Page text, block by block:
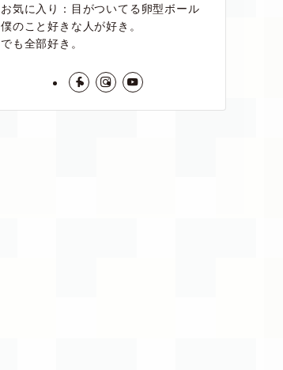
お気に入り：目がついてる卵型ボール
僕のこと好きな人が好き。
でも全部好き。